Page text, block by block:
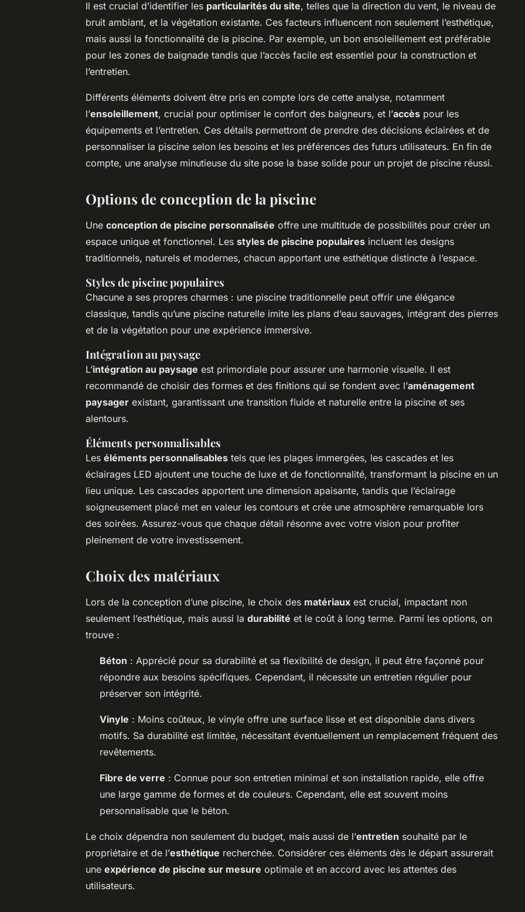
Il est crucial d’identifier les particularités du site, telles que la direction du vent, le niveau de
bruit ambiant, et la végétation existante. Ces facteurs influencent non seulement l’esthétique,
mais aussi la fonctionnalité de la piscine. Par exemple, un bon ensoleillement est préférable
pour les zones de baignade tandis que l’accès facile est essentiel pour la construction et
l’entretien.
Différents éléments doivent être pris en compte lors de cette analyse, notamment
l’ensoleillement, crucial pour optimiser le confort des baigneurs, et l’accès pour les
équipements et l’entretien. Ces détails permettront de prendre des décisions éclairées et de
personnaliser la piscine selon les besoins et les préférences des futurs utilisateurs. En fin de
compte, une analyse minutieuse du site pose la base solide pour un projet de piscine réussi.
Options de conception de la piscine
Une conception de piscine personnalisée offre une multitude de possibilités pour créer un
espace unique et fonctionnel. Les styles de piscine populaires incluent les designs
traditionnels, naturels et modernes, chacun apportant une esthétique distincte à l’espace.
Styles de piscine populaires
Chacune a ses propres charmes : une piscine traditionnelle peut offrir une élégance
classique, tandis qu’une piscine naturelle imite les plans d’eau sauvages, intégrant des pierres
et de la végétation pour une expérience immersive.
Intégration au paysage
L’intégration au paysage est primordiale pour assurer une harmonie visuelle. Il est
recommandé de choisir des formes et des finitions qui se fondent avec l’aménagement
paysager existant, garantissant une transition fluide et naturelle entre la piscine et ses
alentours.
Éléments personnalisables
Les éléments personnalisables tels que les plages immergées, les cascades et les
éclairages LED ajoutent une touche de luxe et de fonctionnalité, transformant la piscine en un
lieu unique. Les cascades apportent une dimension apaisante, tandis que l’éclairage
soigneusement placé met en valeur les contours et crée une atmosphère remarquable lors
des soirées. Assurez-vous que chaque détail résonne avec votre vision pour profiter
pleinement de votre investissement.
Choix des matériaux
Lors de la conception d’une piscine, le choix des matériaux est crucial, impactant non
seulement l’esthétique, mais aussi la durabilité et le coût à long terme. Parmi les options, on
trouve :
Béton : Apprécié pour sa durabilité et sa flexibilité de design, il peut être façonné pour
répondre aux besoins spécifiques. Cependant, il nécessite un entretien régulier pour
préserver son intégrité.
Vinyle : Moins coûteux, le vinyle offre une surface lisse et est disponible dans divers
motifs. Sa durabilité est limitée, nécessitant éventuellement un remplacement fréquent des
revêtements.
Fibre de verre : Connue pour son entretien minimal et son installation rapide, elle offre
une large gamme de formes et de couleurs. Cependant, elle est souvent moins
personnalisable que le béton.
Le choix dépendra non seulement du budget, mais aussi de l’entretien souhaité par le
propriétaire et de l’esthétique recherchée. Considérer ces éléments dès le départ assurerait
une expérience de piscine sur mesure optimale et en accord avec les attentes des
utilisateurs.